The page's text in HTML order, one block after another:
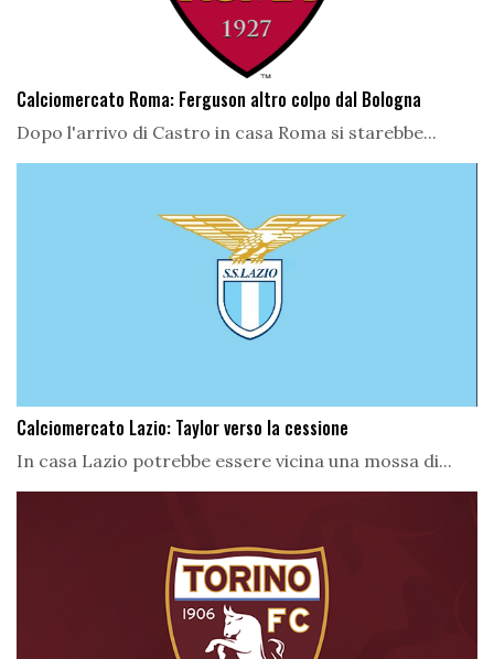
Calciomercato Roma: Ferguson altro colpo dal Bologna
Dopo l'arrivo di Castro in casa Roma si starebbe...
Calciomercato Lazio: Taylor verso la cessione
In casa Lazio potrebbe essere vicina una mossa di...